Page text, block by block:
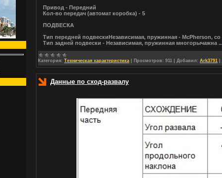
Привод - Передний
Кол-во передач (автомат коробка) - 5
ПОДВЕСКА
Тип передней подвескиНезависимая, пружинная - McPherson, со
Тип задней подвески - Независимая, пружинная многорычажна
Категория: Техническая характеристика Просмотров: 911 Добавил: Ark3791
Данные по сход-развалу